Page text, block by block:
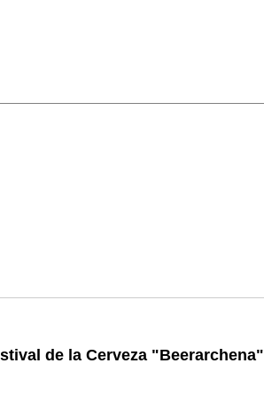
de la Cerveza "Beerarchena"